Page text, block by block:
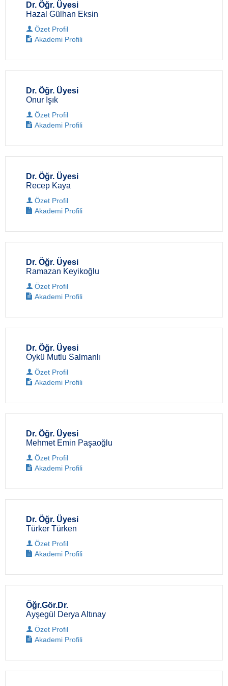
Dr. Öğr. Üyesi
Hazal Gülhan Eksin
Özet Profil
Akademi Profili
Dr. Öğr. Üyesi
Onur Işık
Özet Profil
Akademi Profili
Dr. Öğr. Üyesi
Recep Kaya
Özet Profil
Akademi Profili
Dr. Öğr. Üyesi
Ramazan Keyikoğlu
Özet Profil
Akademi Profili
Dr. Öğr. Üyesi
Öykü Mutlu Salmanlı
Özet Profil
Akademi Profili
Dr. Öğr. Üyesi
Mehmet Emin Paşaoğlu
Özet Profil
Akademi Profili
Dr. Öğr. Üyesi
Türker Türken
Özet Profil
Akademi Profili
Öğr.Gör.Dr.
Ayşegül Derya Altınay
Özet Profil
Akademi Profili